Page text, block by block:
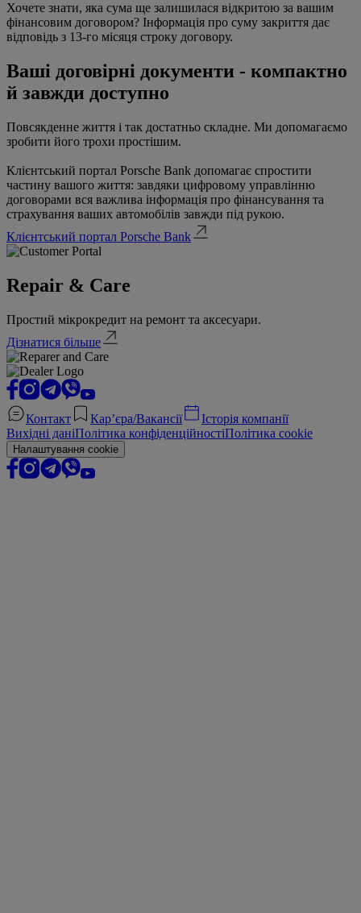
Хочете знати, яка сума ще залишилася відкритою за вашим
фінансовим договором? Інформація про суму закриття дає
відповідь з 13-го місяця строку договору.
Ваші договірні документи - компактно
й завжди доступно
Повсякденне життя і так достатньо складне. Ми допомагаємо
зробити його трохи простішим.
Клієнтський портал Porsche Bank допомагає спростити
частину вашого життя: завдяки цифровому управлінню
договорами вся важлива інформація про фінансування та
страхування ваших автомобілів завжди під рукою.
Клієнтський портал Porsche Bank
Repair & Care
Простий мікрокредит на ремонт та аксесуари.
Дізнатися більше
Контакт Кар’єра/Вакансії
Історія компанії
Вихідні даніПолітика конфіденційностіПолітика cookie
Налаштування cookie